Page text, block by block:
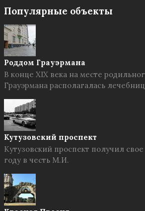
Популярные объекты
Роддом Грауэрмана
В конце XIX века на месте
Грауэрмана располагалась
Кутузовский проспект
Кутузовский проспект получил свое
году в честь М.И.